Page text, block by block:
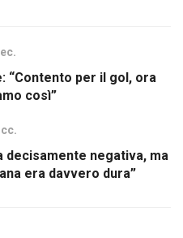
“Contento per il gol, ora
così”
decisamente negativa, ma
era davvero dura”